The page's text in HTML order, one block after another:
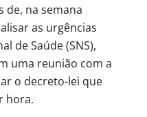
de, na semana
as urgências
de Saúde (SNS),
uma reunião com a
o decreto-lei que
hora.